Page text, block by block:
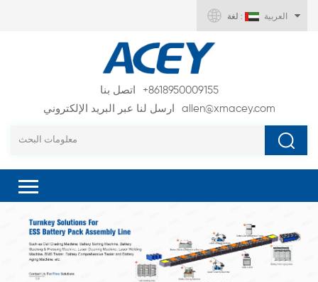
لغة : العربية
اتصل بنا
+8618950009155
ارسل لنا عبر البريد الإلكتروني
allen@xmacey.com